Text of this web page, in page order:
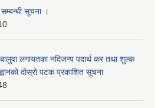
सूचना ।
लगायतका नदिजन्य पदार्थ कर तथा शुल्क
दोस्रो पटक प्रकाशित सूचना